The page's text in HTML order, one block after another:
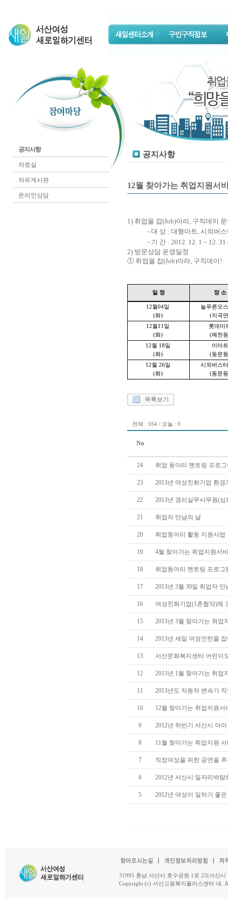
공지사항
자료실
자유게시판
온라인상담
공지사항
12월 찾아가는 취업지원서
1) 취업을 잡(Job)아라, 구직데이
- 대 상 : 대형마트, 시외버
- 기 간 : 2012. 12. 1 ~ 12.
2) 방문상담 운영일정
① 취업을 잡(Job)아라, 구직데이!
일 정 장 소
12월04일
(화)
늘푸른오
(지곡
12월11일
(화)
롯데마
(예천
12월 18일
(화)
이마트
(동문
12월 26일
(화)
시외버스
(동문
목록보기
전체 : 164 / 오늘 : 0
No
24 취업 동아리 멘토링 프로
23 2013년 여성친화기업 환
22 2013년 경리실무사무원(
21 취업자 만남의 날
20 취업동아리 활동 지원사업
19 4월 찾아가는 취업지원서
18 취업동아리 멘토링 프로그
17 2013년 3월 30일 취업자 만
16 여성친화기업(1촌협약)체
15 2013년 3월 찾아가는 취업
14 2013년 새일 여성인턴을
13 서산문화복지센터 어린이
12 2013년 1월 찾아가는 취업
11 2013년도 자동차 변속기
10 12월 찾아가는 취업지원서
9 2012년 하반기 서산시 아
8 11월 찾아가는 취업지원
7 직장여성을 위한 공연을
6 2012년 서산시 일자리박람
5 2012년 여성이 일하기 좋
31995 충남 서산시 호수공원 1로 22(서산
Copyright (c) 서산고용복지플러스센터 내.